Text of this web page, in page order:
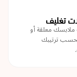
تغليف
معلقة أو
ترتيبك